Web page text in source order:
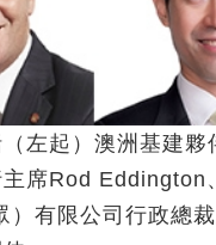
左起）澳洲基建
席Rod Eddington
）有限公司行政總